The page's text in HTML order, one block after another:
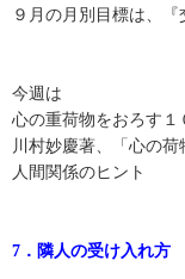
９月の月別目標は、『
今週は
心の重荷物をおろす１
川村妙慶著、「心の
人間関係のヒント
7．隣人の受け入れ方